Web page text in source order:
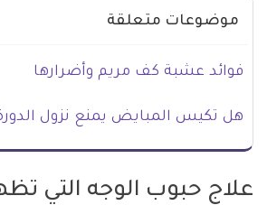
موضوعات متعلقة
فوائد عشبة كف مريم وأضرارها
هل تكيس المبايض يمنع نزول
علاج حبوب الوجه التي